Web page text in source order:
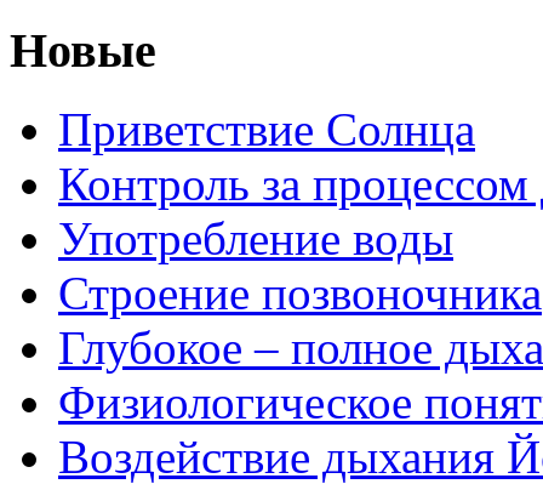
Новые
Приветствие Солнца
Контроль за
Употребление воды
Строение позвоночника
Глубокое – полное
Физиологическое
Воздействие дыхания